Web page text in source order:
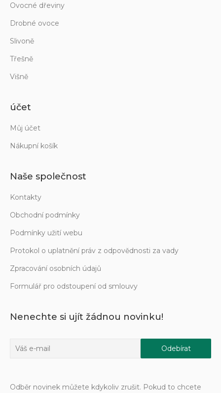
Ovocné dřeviny
Drobné ovoce
Slivoně
Třešně
Višně
účet
Můj účet
Nákupní košík
Naše společnost
Kontakty
Obchodní podmínky
Podmínky užití webu
Protokol o uplatnění práv z odpovědnosti za vady
Zpracování osobních údajů
Formulář pro odstoupení od smlouvy
Nenechte si ujít žádnou novinku!
Odběr novinek můžete kdykoliv zrušit. Pokud to chcete